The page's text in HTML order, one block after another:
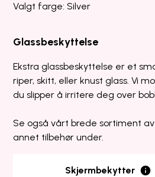
Valgt farge: Silver
Glassbeskyttelse
Ekstra glassbeskyttelse er et
riper, skitt, eller knust glass. Vi
du slipper å irritere deg over
Se også vårt brede sortiment
annet tilbehør under.
Skjermbekytter